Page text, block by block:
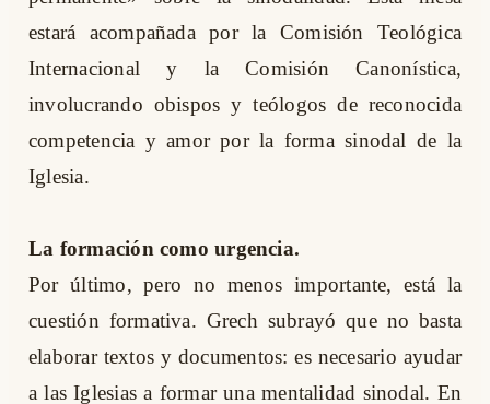
estará acompañada por la Comisión Teológica
Internacional y la Comisión Canonística,
involucrando obispos y teólogos de reconocida
competencia y amor por la forma sinodal de la
Iglesia.
La formación como urgencia.
Por último, pero no menos importante, está la
cuestión formativa. Grech subrayó que no basta
elaborar textos y documentos: es necesario ayudar
a las Iglesias a formar una mentalidad sinodal. En